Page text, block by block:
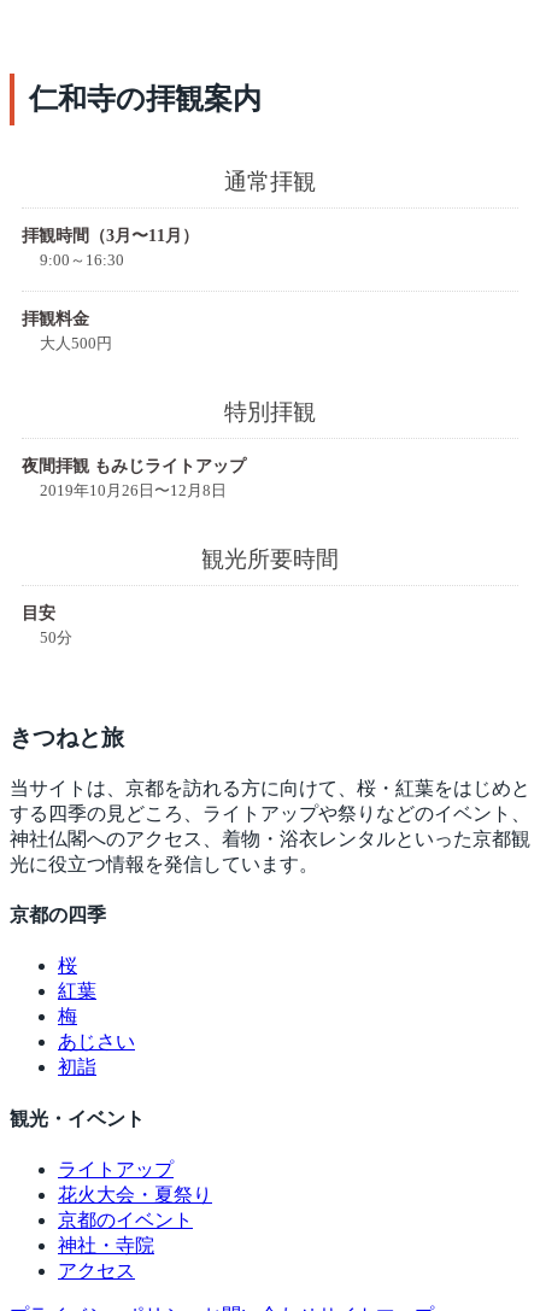
仁和寺の拝観案内
通常拝観
拝観時間（3月〜11月）
9:00～16:30
拝観料金
大人500円
特別拝観
夜間拝観 もみじライトアップ
2019年10月26日〜12月8日
観光所要時間
目安
50分
きつねと旅
当サイトは、京都を訪れる方に向けて、桜・紅葉をはじめと
する四季の見どころ、ライトアップや祭りなどのイベント、
神社仏閣へのアクセス、着物・浴衣レンタルといった京都観
光に役立つ情報を発信しています。
京都の四季
桜
紅葉
梅
あじさい
初詣
観光・イベント
ライトアップ
花火大会・夏祭り
京都のイベント
神社・寺院
アクセス